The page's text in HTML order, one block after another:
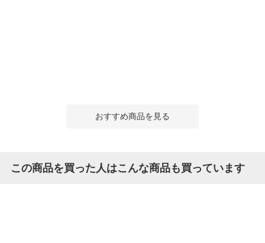
おすすめ商品を見る
この商品を買った人はこんな商品も買っています